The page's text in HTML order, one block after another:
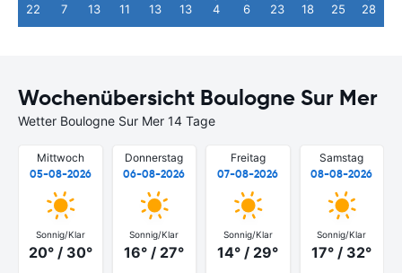
22 7 13 11 13 13 4 6 23 18 25 28
Wochenübersicht Boulogne Sur Mer
Wetter Boulogne Sur Mer 14 Tage
Mittwoch
05-08-2026
Sonnig/Klar
20° / 30°
Donnerstag
06-08-2026
Sonnig/Klar
16° / 27°
Freitag
07-08-2026
Sonnig/Klar
14° / 29°
Samstag
08-08-2026
Sonnig/Klar
17° / 32°